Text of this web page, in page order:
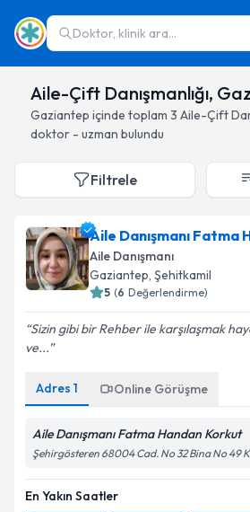
Doktor, klinik ara...
Aile-Çift Danışmanlığı,
Gaziantep içinde toplam 3 Aile-Çift
doktor - uzman bulundu
Filtrele
Aile Danışmanı Fatma
Aile Danışmanı
Gaziantep, Şehitkamil
5 (6 Değerlendirme)
Sizin gibi bir Rehber ile karşılaşmak
ve...
Adres 1 Online Görüşme
Aile Danışmanı Fatma Handan Korkut
Şehirgösteren 68004 Cad. No 32 Bina No 49
En Yakın Saatler